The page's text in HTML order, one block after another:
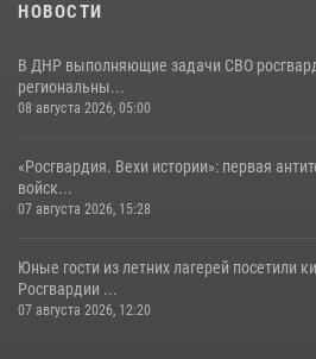
НОВОСТИ
В ДНР выполняющие задачи СВО
региональны...
08 августа 2026, 05:00
«Росгвардия. Вехи истории»: первая
войск...
07 августа 2026, 15:28
Юные гости из летних лагерей посетили
Росгвардии ...
07 августа 2026, 12:20